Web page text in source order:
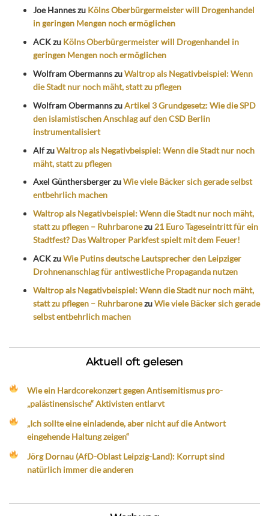
Joe Hanneszu Kölns Oberbürgermeister will Drogenhandel
in geringen Mengen noch ermöglichen
ACKzu Kölns Oberbürgermeister will Drogenhandel in
geringen Mengen noch ermöglichen
Wolfram ObermannszuWaltrop als Negativbeispiel: Wenn
die Stadt nur noch mäht, statt zu pflegen
Wolfram ObermannszuArtikel 3 Grundgesetz: Wie die SPD
den islamistischen Anschlag auf den CSD Berlin
instrumentalisiert
AlfzuWaltrop als Negativbeispiel: Wenn die Stadt nur noch
mäht, statt zu pflegen
Axel GünthersbergerzuWie viele Bäcker sich gerade selbst
entbehrlich machen
Waltrop als Negativbeispiel: Wenn die Stadt nur noch mäht,
statt zu pflegen – Ruhrbaronezu 21 Euro Tageseintritt für ein
Stadtfest? Das Waltroper Parkfest spielt mit dem Feuer!
ACKzuWie Putins deutsche Lautsprecher den Leipziger
Drohnenanschlag für antiwestliche Propaganda nutzen
Waltrop als Negativbeispiel: Wenn die Stadt nur noch mäht,
statt zu pflegen – RuhrbaronezuWie viele Bäcker sich gerade
selbst entbehrlich machen
Aktuell oft gelesen
Wie ein Hardcorekonzert gegen Antisemitismus pro-
„palästinensische“ Aktivisten entlarvt
„Ich sollte eine einladende, aber nicht auf die Antwort
eingehende Haltung zeigen“
Jörg Dornau (AfD-Oblast Leipzig-Land): Korrupt sind
natürlich immer die anderen